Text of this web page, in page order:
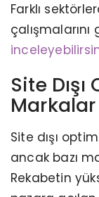
Farklı
Site
Site dışı
ancak bazı
Rekabetin